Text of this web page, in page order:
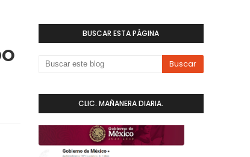
BUSCAR ESTA PÁGINA
CLIC. MAÑANERA DIARIA.